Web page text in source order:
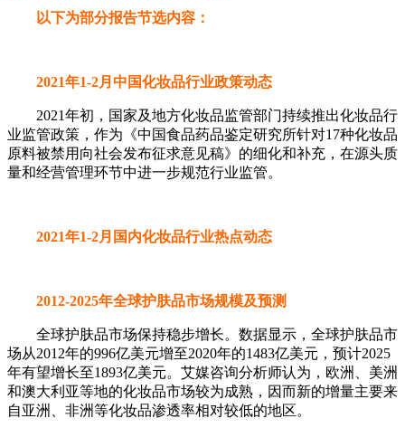
以下为部分报告节选内容：
2021年1-2月中国化妆品行业政策动态
2021年初，国家及地方化妆品监管部门持续推出化妆品行
业监管政策，作为《中国食品药品鉴定研究所针对17种化妆品
原料被禁用向社会发布征求意见稿》的细化和补充，在源头质
量和经营管理环节中进一步规范行业监管。
2021年1-2月国内化妆品行业热点动态
2012-2025年全球护肤品市场规模及预测
全球护肤品市场保持稳步增长。数据显示，全球护肤品市
场从2012年的996亿美元增至2020年的1483亿美元，预计2025
年有望增长至1893亿美元。艾媒咨询分析师认为，欧洲、美洲
和澳大利亚等地的化妆品市场较为成熟，因而新的增量主要来
自亚洲、非洲等化妆品渗透率相对较低的地区。